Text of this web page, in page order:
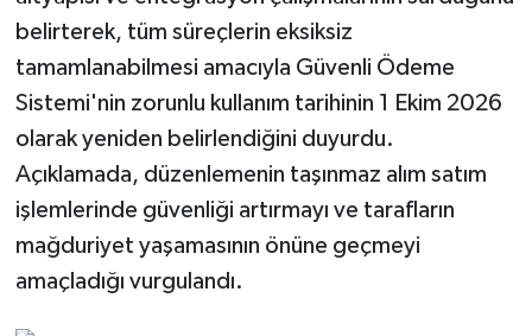
belirterek, tüm süreçlerin eksiksiz
tamamlanabilmesi amacıyla Güvenli Ödeme
Sistemi'nin zorunlu kullanım tarihinin 1 Ekim 2026
olarak yeniden belirlendiğini duyurdu.
Açıklamada, düzenlemenin taşınmaz alım satım
işlemlerinde güvenliği artırmayı ve tarafların
mağduriyet yaşamasının önüne geçmeyi
amaçladığı vurgulandı.